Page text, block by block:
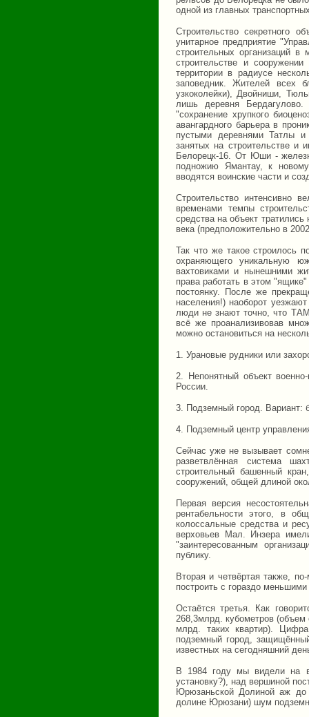
одной из главных
Строительство секретного
унитарное предприятие
строительных организаций
строительстве и
территории в радиусе
заповедник. Жителей всех
узкоколейки), Двойниши,
лишь деревня
"сохранение хрупкого
авангардного барьера в
пустыми деревнями Татлы
занятых на строительстве и
Белорецк-16. От Юши -
подножию Ямантау, к
вводятся воинские части и
Строительство интенсивно
временами темпы
средства на объект
века (предположительно в
Так что же такое строилось
охраняющего уникальную
вахтовиками и нынешними
права работать в этом
постоянку. После же
населения!) наоборот
люди не знают точно, что
всё же проанализивовав
можно остановиться на
1. Урановые рудники или
2. Непонятный объект
России.
3. Подземный город. Вариант:
4. Подземный центр
Сейчас уже не вызывает
разветвлённая система
строительный башенный
сооружений, общей длиной
Первая версия
рентабельности этого, в
колоссальные средства и
верховьев Мал. Инзера
"заинтересованным
публику.
Вторая и четвёртая также,
построить с гораздо
Остаётся третья. Как
268,3млрд. кубометров (объем
млрд. таких квартир).
подземный город,
известных на сегодняшний
В 1984 году мы видели на
установку?), над вершиной
Юрюзаньской Долиной аж до
долине Юрюзани) шум